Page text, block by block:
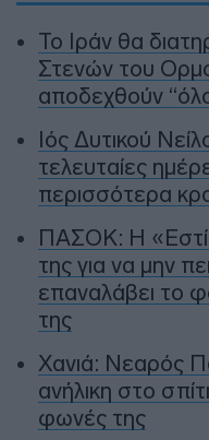
To Ιράν θα
Στενών του
αποδεχθούν
Ιός Δυτικού
τελευταίες
περισσότερα
ΠΑΣΟΚ: Η
της για να μην
επαναλάβει το
της
Χανιά: Νεαρός
ανήλικη στο
φωνές της